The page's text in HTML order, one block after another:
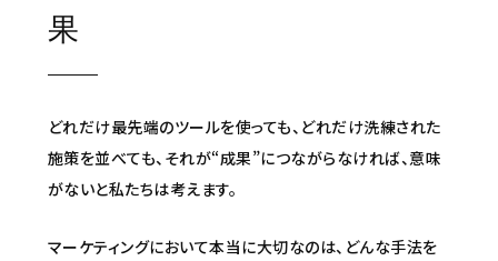
果
どれだけ最先端のツールを使っても、どれだけ洗練された
施策を並べても、それが“成果”につながらなければ、意味
がないと私たちは考えます。
マーケティングにおいて本当に大切なのは、どんな手法を